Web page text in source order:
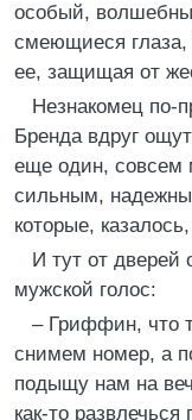
особый,
смеющиеся глаза,
ее, защищая от
Незнакомец по-
Бренда вдруг
еще один, совсем
сильным,
которые,
И тут от дверей
мужской голос:
– Гриффин, что
снимем номер, а
подыщу нам на
как-то